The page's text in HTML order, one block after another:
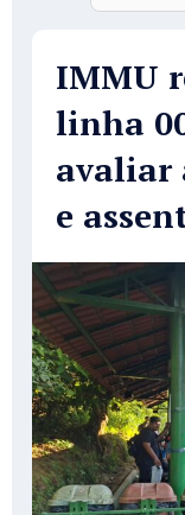
IMMU
linha
avaliar
e